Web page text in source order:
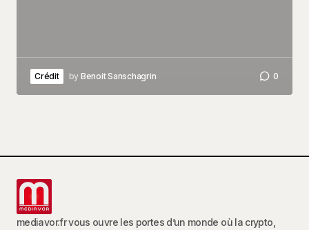
Crédit by Benoit Sanschagrin 0
mediavor.fr vous ouvre les portes d’un monde où la crypto,